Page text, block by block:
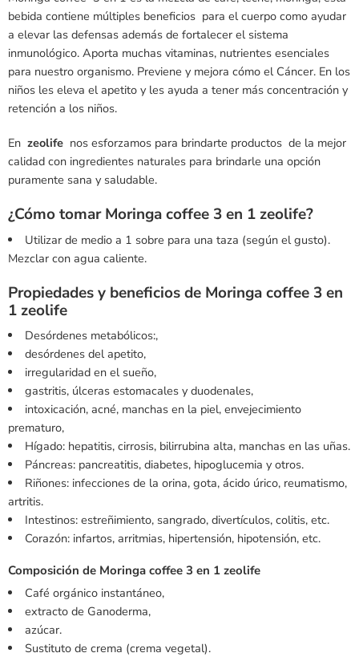
bebida contiene múltiples beneficios para el cuerpo como ayudar
a elevar las defensas además de fortalecer el sistema
inmunológico. Aporta muchas vitaminas, nutrientes esenciales
para nuestro organismo. Previene y mejora cómo el Cáncer. En los
niños les eleva el apetito y les ayuda a tener más concentración y
retención a los niños.
En zeolife nos esforzamos para brindarte productos de la mejor
calidad con ingredientes naturales para brindarle una opción
puramente sana y saludable.
¿Cómo tomar Moringa coffee 3 en 1 zeolife?
Utilizar de medio a 1 sobre para una taza (según el gusto).
Mezclar con agua caliente.
Propiedades y beneficios de Moringa coffee 3 en
1 zeolife
Desórdenes metabólicos:,
desórdenes del apetito,
irregularidad en el sueño,
gastritis, úlceras estomacales y duodenales,
intoxicación, acné, manchas en la piel, envejecimiento
prematuro,
Hígado: hepatitis, cirrosis, bilirrubina alta, manchas en las uñas.
Páncreas: pancreatitis, diabetes, hipoglucemia y otros.
Riñones: infecciones de la orina, gota, ácido úrico, reumatismo,
artritis.
Intestinos: estreñimiento, sangrado, divertículos, colitis, etc.
Corazón: infartos, arritmias, hipertensión, hipotensión, etc.
Composición de Moringa coffee 3 en 1 zeolife
Café orgánico instantáneo,
extracto de Ganoderma,
azúcar.
Sustituto de crema (crema vegetal).